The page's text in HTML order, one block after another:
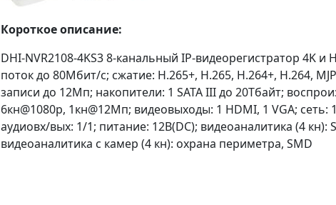
Короткое описание:
DHI-NVR2108-4KS3 8-канальный IP-видеорегистратор 4K
поток до 80Мбит/с; сжатие: H.265+, H.265, H.264+, H.264,
записи до 12Мп; накопители: 1 SATA III до 20Тбайт;
6кн@1080p, 1кн@12Мп; видеовыходы: 1 HDMI, 1 VGA; cеть:
aудиовх/вых: 1/1; питание: 12В(DC); видеоаналитика (4 кн):
видеоаналитика с камер (4 кн): охрана периметра, SMD